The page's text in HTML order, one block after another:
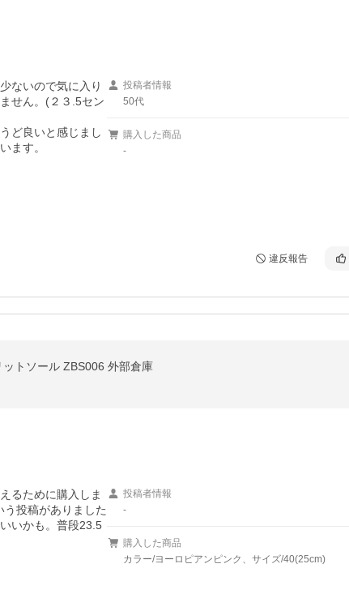
ないので気に入り
せん。(２３.5セン
ど良いと感じまし
ます。
投稿者情報
50代
購入した商品
-
違反報告
トソール ZBS006 外部倉庫
るために購入しま
投稿がありました
いかも。普段23.5
投稿者情報
-
購入した商品
カラー/ヨーロピアンピンク、サイズ/40(25cm)